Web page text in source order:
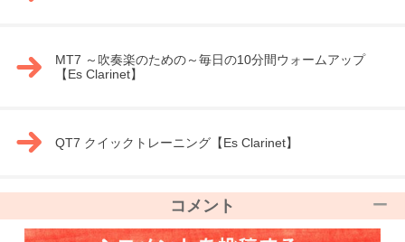
MT7 ～吹奏楽のための～毎日の10分間ウォームアップ
【Es Clarinet】
QT7 クイックトレーニング【Es Clarinet】
コメント